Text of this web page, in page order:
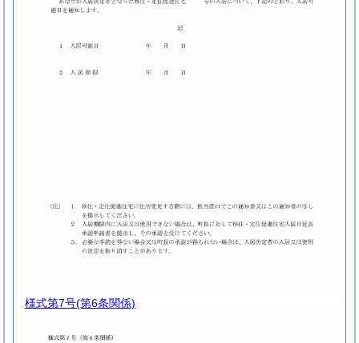
様式第7号(第6条関係)